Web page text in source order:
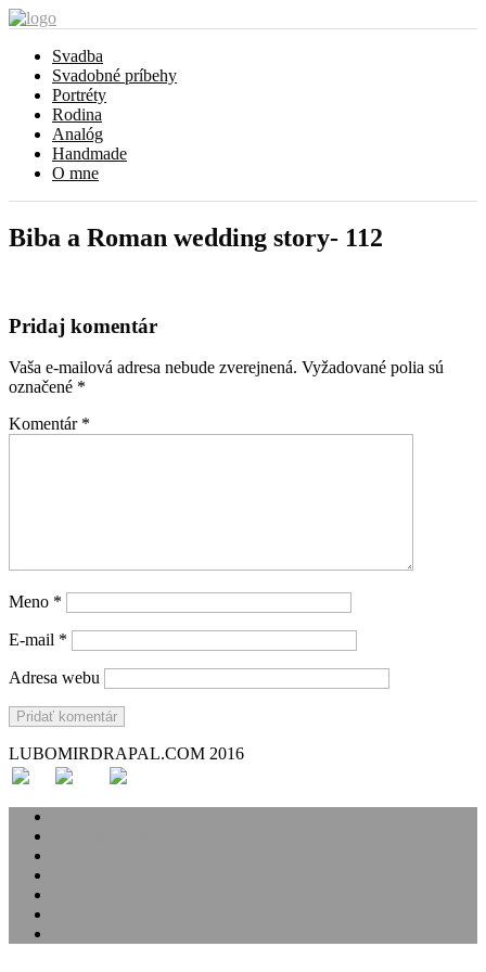
Svadba
Svadobné príbehy
Portréty
Rodina
Analóg
Handmade
O mne
Biba a Roman wedding story- 112
Pridaj komentár
Vaša e-mailová adresa nebude zverejnená. Vyžadované polia sú
označené *
Komentár *
Meno *
E-mail *
Adresa webu
LUBOMIRDRAPAL.COM 2016